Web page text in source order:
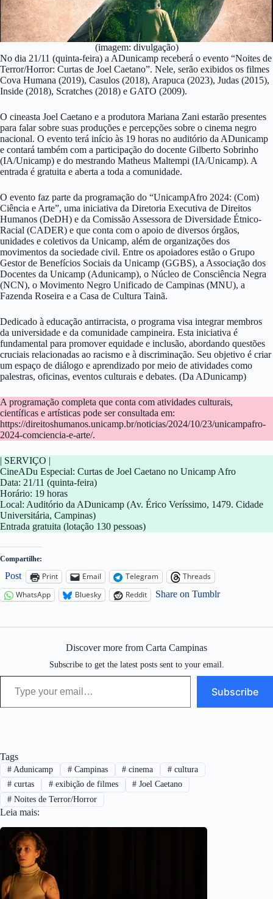
(imagem: divulgação)
No dia 21/11 (quinta-feira) a ADunicamp receberá o evento “Noites de
Terror/Horror: Curtas de Joel Caetano”. Nele, serão exibidos os filmes
Cova Humana (2019), Casulos (2018), Arapuca (2023), Judas (2015),
Inside (2018), Scratches (2018) e GATO (2009).
O cineasta Joel Caetano e a produtora Mariana Zani estarão presentes
para falar sobre suas produções e percepções sobre o cinema negro
nacional. O evento terá início às 19 horas no auditório da ADunicamp
e contará também com a participação do docente Gilberto Sobrinho
(IA/Unicamp) e do mestrando Matheus Maltempi (IA/Unicamp). A
entrada é gratuita e aberta a toda a comunidade.
O evento faz parte da programação do “UnicampAfro 2024: (Com)
Ciência e Arte”, uma iniciativa da Diretoria Executiva de Direitos
Humanos (DeDH) e da Comissão Assessora de Diversidade Étnico-
Racial (CADER) e que conta com o apoio de diversos órgãos,
unidades e coletivos da Unicamp, além de organizações dos
movimentos da sociedade civil. Entre os apoiadores estão o Grupo
Gestor de Benefícios Sociais da Unicamp (GGBS), a Associação dos
Docentes da Unicamp (Adunicamp), o Núcleo de Consciência Negra
(NCN), o Movimento Negro Unificado de Campinas (MNU), a
Fazenda Roseira e a Casa de Cultura Tainã.
Dedicado à educação antirracista, o programa visa integrar membros
da universidade e da comunidade campineira. Esta iniciativa é
fundamental para promover equidade e inclusão, abordando questões
cruciais relacionadas ao racismo e à discriminação. Seu objetivo é criar
um espaço de diálogo e aprendizado por meio de atividades como
palestras, oficinas, eventos culturais e debates. (Da ADunicamp)
A programação completa que conta com atividades culturais,
científicas e artísticas pode ser consultada em:
https://direitoshumanos.unicamp.br/noticias/2024/10/23/unicampafro-
2024-comciencia-e-arte/.
| SERVIÇO |
CineADu Especial: Curtas de Joel Caetano no Unicamp Afro
Data: 21/11 (quinta-feira)
Horário: 19 horas
Local: Auditório da ADunicamp (Av. Érico Veríssimo, 1479. Cidade
Universitária, Campinas)
Entrada gratuita (lotação 130 pessoas)
Compartilhe:
Post Print Email Telegram
Threads
WhatsApp
Bluesky Reddit Share on Tumblr
Discover more from Carta Campinas
Subscribe to get the latest posts sent to your email.
Type your email…
Subscribe
Tags
#Adunicamp #Campinas # cinema # cultura
#curtas #exibição de filmes # Joel Caetano
#Noites de Terror/Horror
Leia mais: